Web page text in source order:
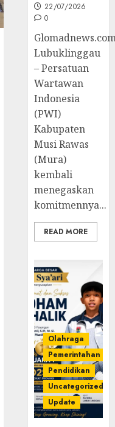
22/07/2026
0
Lubuklinggau
– Persatuan
Wartawan
Indonesia
(PWI)
Kabupaten
Musi Rawas
(Mura)
kembali
menegaskan
komitmennya...
READ MORE
Olahraga
Pemerintahan
Pendidikan
Uncategorized
Update